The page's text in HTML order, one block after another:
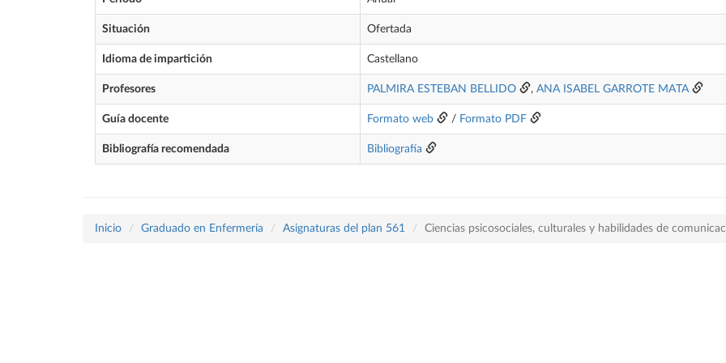
Situación Ofertada
Idioma de impartición Castellano
Profesores PALMIRA ESTEBAN BELLIDO , ANA ISABEL GARROTE MATA
Guía docente Formato web / Formato PDF
Bibliografía recomendada Bibliografía
Inicio Graduado en Enfermería Asignaturas del plan 561 Ciencias psicosociales, culturales y habilidades de